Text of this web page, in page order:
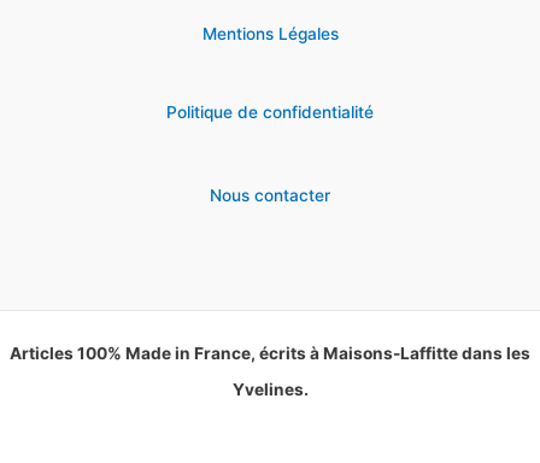
Mentions Légales
Politique de confidentialité
Nous contacter
Articles 100% Made in France, écrits à Maisons-Laffitte dans les
Yvelines.